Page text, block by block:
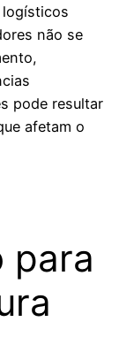
logísticos
não se
pode resultar
afetam o
para